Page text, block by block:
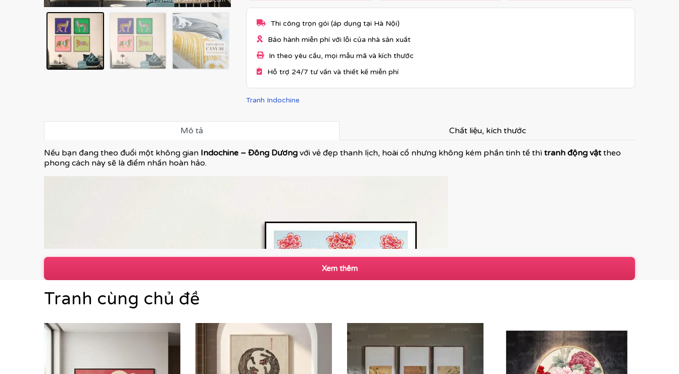
Thi công trọn gói (áp dụng tại Hà Nội)
Bảo hành miễn phí với lỗi của nhà sản xuất
In theo yêu cầu, mọi mẫu mã và kích thước
Hỗ trợ 24/7 tư vấn và thiết kế miễn phí
Tranh Indochine
Mô tả Chất liệu, kích thước
Nếu bạn đang theo đuổi một không gian Indochine – Đông Dương với vẻ đẹp thanh lịch, hoài cổ nhưng không kém phần tinh tế thì tranh động vậttheo
phong cách này sẽ là điểm nhấn hoàn hảo.
Xem thêm
Tranh cùng chủ đề